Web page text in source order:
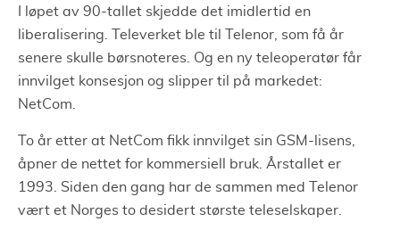
I løpet av 90-tallet skjedde det imidlertid en
liberalisering. Televerket ble til Telenor, som få år
senere skulle børsnoteres. Og en ny teleoperatør får
innvilget konsesjon og slipper til på markedet:
NetCom.
To år etter at NetCom fikk innvilget sin GSM-lisens,
åpner de nettet for kommersiell bruk. Årstallet er
1993. Siden den gang har de sammen med Telenor
vært et Norges to desidert største teleselskaper.